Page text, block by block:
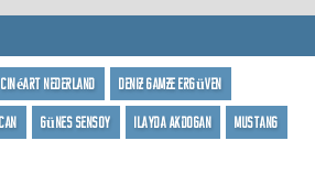
Cinéart Nederland Deniz Gamze Ergüven
Günes Sensoy Ilayda Akdogan Mustang